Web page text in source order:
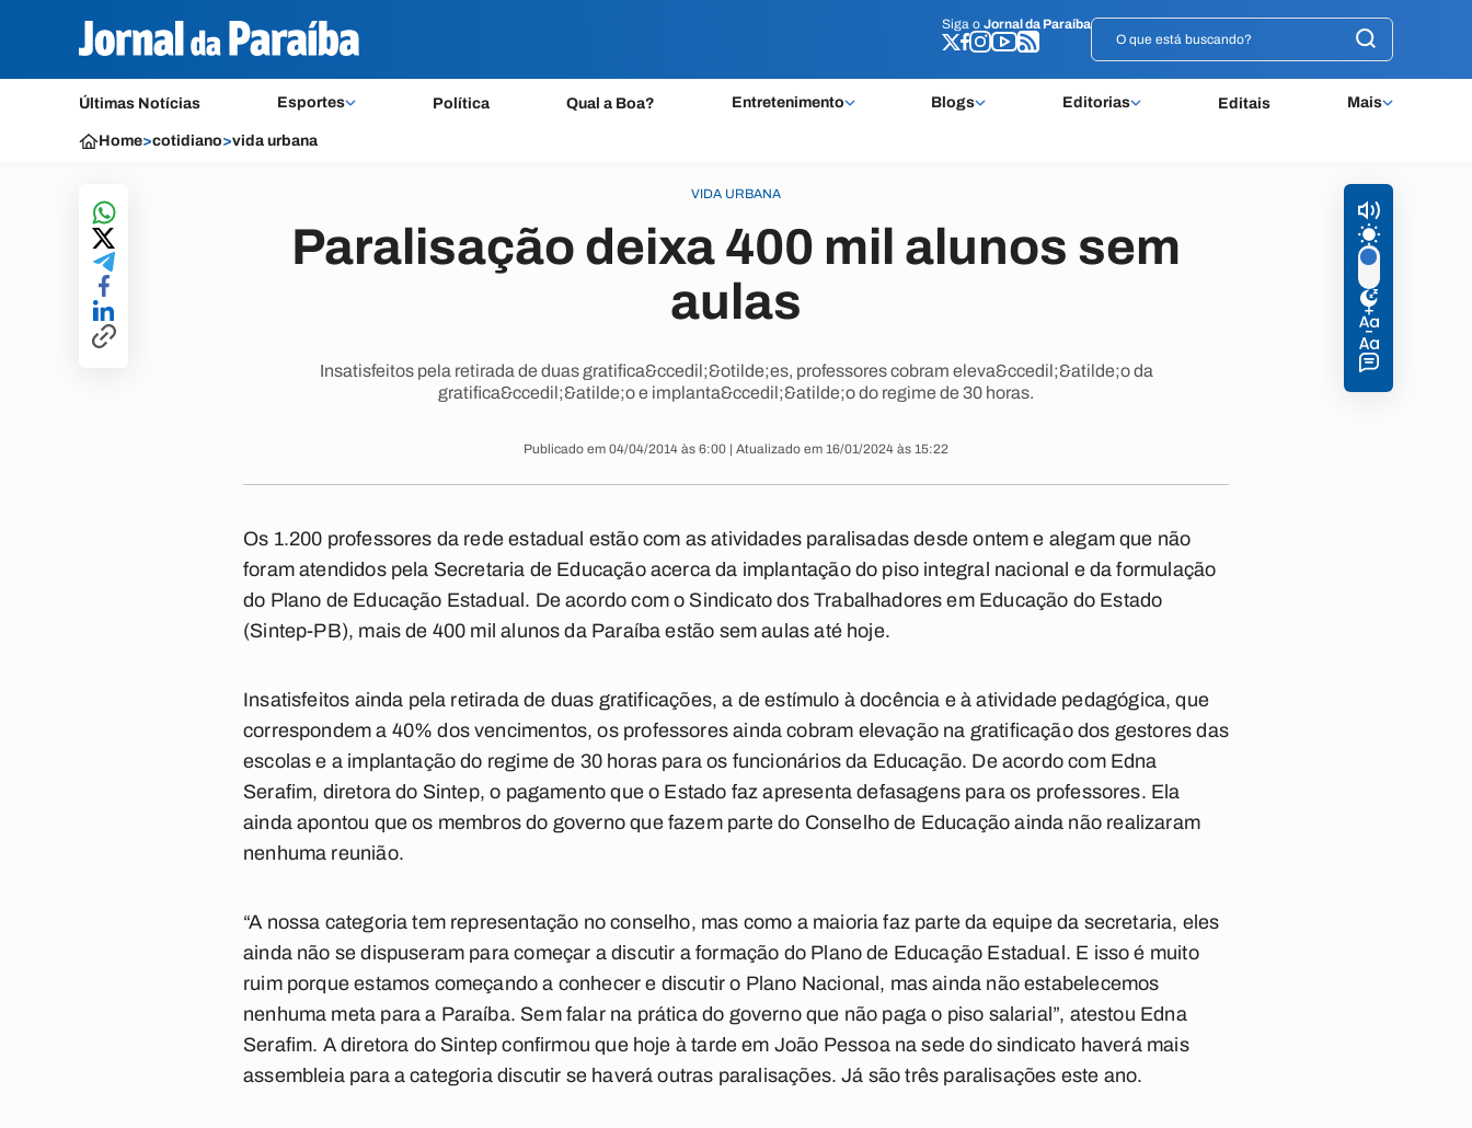
Siga o Jornal da Paraíba
Últimas Notícias Esportes Política Qual a Boa? Entretenimento Blogs Editorias Editais Mais
Siga o Jornal da Paraíba
Home>cotidiano>vida urbana
VIDA URBANA
Paralisação deixa 400 mil alunos sem
aulas
Insatisfeitos pela retirada de duas gratifica&ccedil;&otilde;es, professores cobram eleva&ccedil;&atilde;o da
gratifica&ccedil;&atilde;o e implanta&ccedil;&atilde;o do regime de 30 horas.
Publicado em 04/04/2014 às 6:00 | Atualizado em 16/01/2024 às 15:22
Os 1.200 professores da rede estadual estão com as atividades paralisadas desde ontem e alegam que não
foram atendidos pela Secretaria de Educação acerca da implantação do piso integral nacional e da formulação
do Plano de Educação Estadual. De acordo com o Sindicato dos Trabalhadores em Educação do Estado
(Sintep-PB), mais de 400 mil alunos da Paraíba estão sem aulas até hoje.
Insatisfeitos ainda pela retirada de duas gratificações, a de estímulo à docência e à atividade pedagógica, que
correspondem a 40% dos vencimentos, os professores ainda cobram elevação na gratificação dos gestores das
escolas e a implantação do regime de 30 horas para os funcionários da Educação. De acordo com Edna
Serafim, diretora do Sintep, o pagamento que o Estado faz apresenta defasagens para os professores. Ela
ainda apontou que os membros do governo que fazem parte do Conselho de Educação ainda não realizaram
nenhuma reunião.
“A nossa categoria tem representação no conselho, mas como a maioria faz parte da equipe da secretaria, eles
ainda não se dispuseram para começar a discutir a formação do Plano de Educação Estadual. E isso é muito
ruim porque estamos começando a conhecer e discutir o Plano Nacional, mas ainda não estabelecemos
nenhuma meta para a Paraíba. Sem falar na prática do governo que não paga o piso salarial”, atestou Edna
Serafim. A diretora do Sintep confirmou que hoje à tarde em João Pessoa na sede do sindicato haverá mais
assembleia para a categoria discutir se haverá outras paralisações. Já são três paralisações este ano.